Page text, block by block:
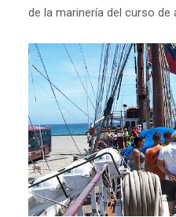
de la marinería del curso de